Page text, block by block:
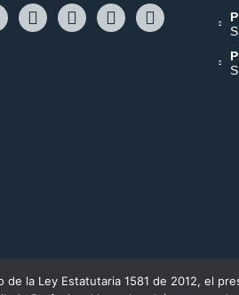
Jurídica 18638 noviembre 19/84.
de la Ley Estatutaria 1581 de 2012, el